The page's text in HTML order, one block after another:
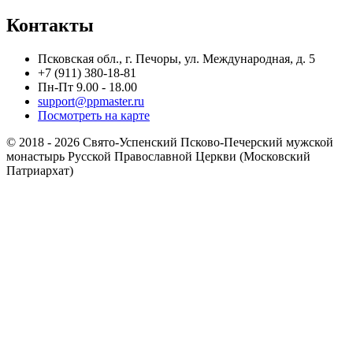
Контакты
Псковская обл., г. Печоры, ул. Международная, д. 5
+7 (911) 380-18-81
Пн-Пт 9.00 - 18.00
support@ppmaster.ru
Посмотреть на карте
© 2018 - 2026 Свято-Успенский Псково-Печерский мужской
монастырь Русской Православной Церкви (Московский
Патриархат)